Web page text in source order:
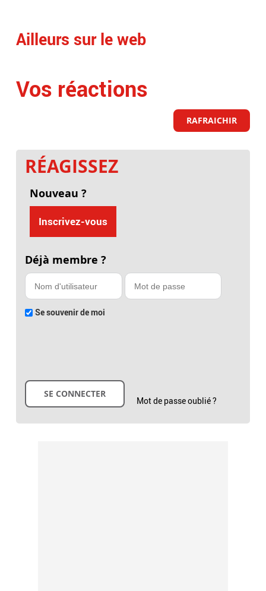
Ailleurs sur le web
Vos réactions
RAFRAICHIR
RÉAGISSEZ
Nouveau ?
Inscrivez-vous
Déjà membre ?
Se souvenir de moi
Mot de passe oublié ?